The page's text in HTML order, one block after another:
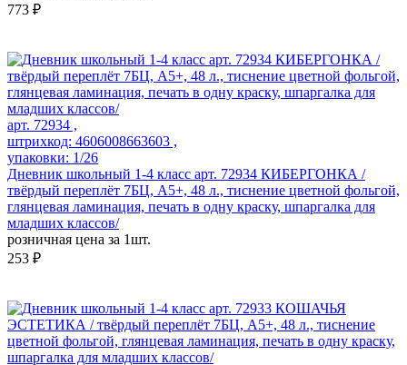
773 ₽
арт. 72934 ,
штрихкод: 4606008663603 ,
упаковки: 1/26
Дневник школьный 1-4 класс арт. 72934 КИБЕРГОНКА /
твёрдый переплёт 7БЦ, А5+, 48 л., тиснение цветной фольгой,
глянцевая ламинация, печать в одну краску, шпаргалка для
младших классов/
розничная цена за 1шт.
253 ₽